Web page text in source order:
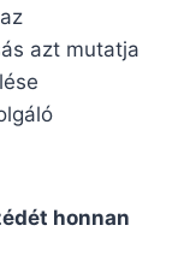
azt mutatja
honnan